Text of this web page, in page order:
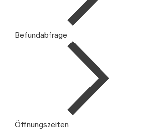
Befundabfrage
Öffnungszeiten